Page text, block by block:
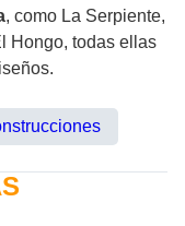
, como La Serpiente,
Hongo, todas ellas